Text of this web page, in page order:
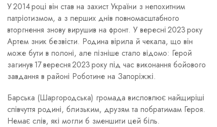
У 2014 році він став на захист України з непохитним
патріотизмом, а з перших днів повномасштабного
вторгнення знову вирушив на фронт. У вересні 2023 року
Артем зник безвісти. Родина вірила й чекала, що він
може бути в полоні, але пізніше стало відомо: Герой
загинув 17 вересня 2023 року під час виконання бойового
завдання в районі Роботине на Запоріжжі.
Барська (Шаргородська) громада висловлює найщиріші
співчуття родині, близьким, друзям та побратимам Героя.
Немає слів, які могли б зменшити цей біль.